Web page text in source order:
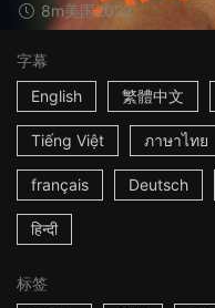
8m美国2022
字幕
English
繁體中文
Tiếng Việt ภาษาไทย
français Deutsch
हिन्दी
标签